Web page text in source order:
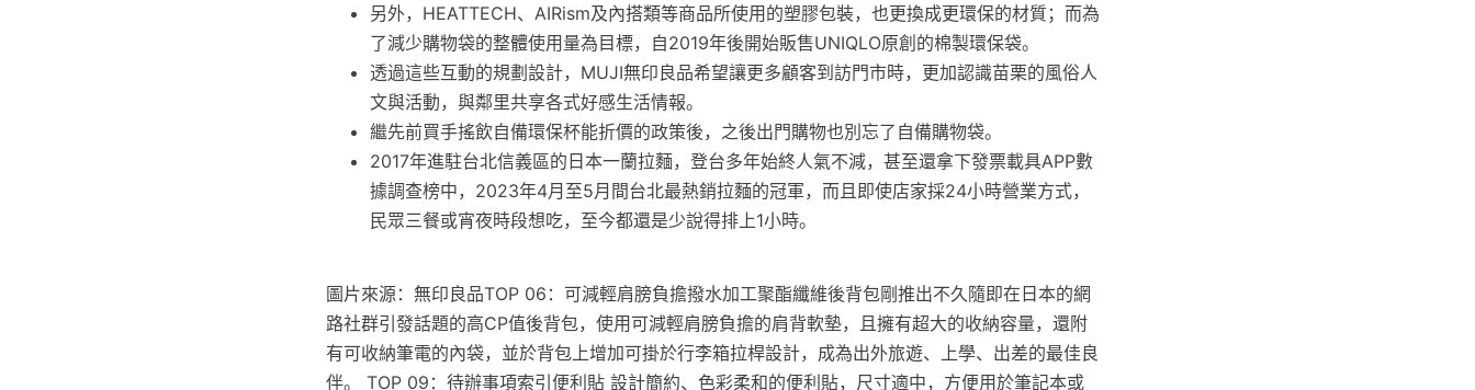
另外，HEATTECH、AIRism及內搭類等商品所使用的塑膠包裝，也更換成更環保的材質；而為
了減少購物袋的整體使用量為目標，自2019年後開始販售UNIQLO原創的棉製環保袋。
透過這些互動的規劃設計，MUJI無印良品希望讓更多顧客到訪門市時，更加認識苗栗的風俗人
文與活動，與鄰里共享各式好感生活情報。
繼先前買手搖飲自備環保杯能折價的政策後，之後出門購物也別忘了自備購物袋。
2017年進駐台北信義區的日本一蘭拉麵，登台多年始終人氣不減，甚至還拿下發票載具APP數
據調查榜中，2023年4月至5月間台北最熱銷拉麵的冠軍，而且即使店家採24小時營業方式，
民眾三餐或宵夜時段想吃，至今都還是少說得排上1小時。
圖片來源：無印良品TOP 06：可減輕肩膀負擔撥水加工聚酯纖維後背包剛推出不久隨即在日本的網
路社群引發話題的高CP值後背包，使用可減輕肩膀負擔的肩背軟墊，且擁有超大的收納容量，還附
有可收納筆電的內袋，並於背包上增加可掛於行李箱拉桿設計，成為出外旅遊、上學、出差的最佳良
伴。 TOP 09：待辦事項索引便利貼 設計簡約、色彩柔和的便利貼，尺寸適中，方便用於筆記本或